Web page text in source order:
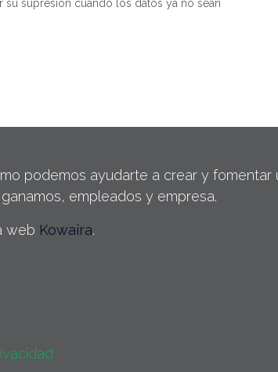
supresión cuando los datos ya no sean
podemos ayudarte a crear y fomentar
empleados y empresa.
web Kowaira.